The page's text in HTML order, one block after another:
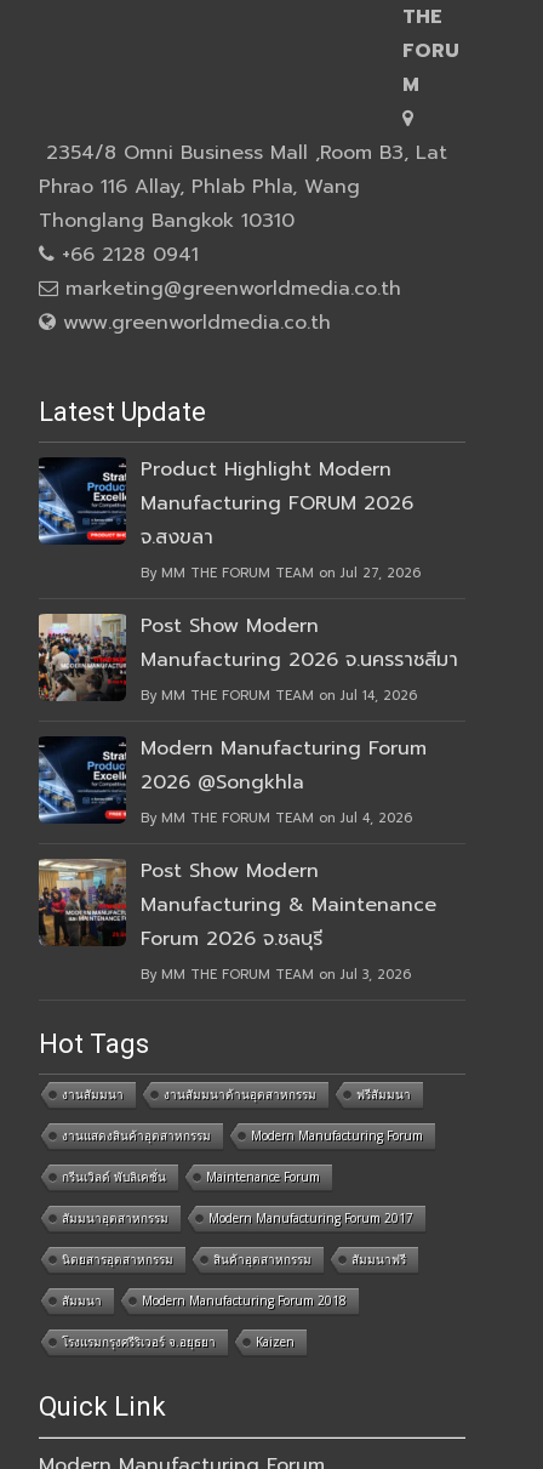
THE
FORU
M
2354/8 Omni Business Mall ,Room B3, Lat
Phrao 116 Allay, Phlab Phla, Wang
Thonglang Bangkok 10310
+66 2128 0941
marketing@greenworldmedia.co.th
www.greenworldmedia.co.th
Latest Update
Product Highlight Modern
Manufacturing FORUM 2026
จ.สงขลา
By MM THE FORUM TEAM on Jul 27, 2026
Post Show Modern
Manufacturing 2026 จ.นครราชสีมา
By MM THE FORUM TEAM on Jul 14, 2026
Modern Manufacturing Forum
2026 @Songkhla
By MM THE FORUM TEAM on Jul 4, 2026
Post Show Modern
Manufacturing & Maintenance
Forum 2026 จ.ชลบุรี
By MM THE FORUM TEAM on Jul 3, 2026
Hot Tags
งานสัมมนา งานสัมมนาด้านอุตสาหกรรม ฟรีสัมมนา
งานแสดงสินค้าอุตสาหกรรม Modern Manufacturing Forum
กรีนเวิลด์ พับลิเคชั่น Maintenance Forum
สัมมนาอุตสาหกรรม Modern Manufacturing Forum 2017
นิตยสารอุตสาหกรรม สินค้าอุตสาหกรรม สัมมนาฟรี
สัมมนา Modern Manufacturing Forum 2018
โรงแรมกรุงศรีริเวอร์ จ.อยุธยา Kaizen
Quick Link